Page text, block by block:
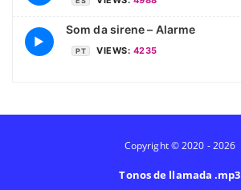
▶
Som da sirene – Alarme
PT VIEWS: 4235
Copyright © 2020 - 2026
Tonos de llamada .mp3